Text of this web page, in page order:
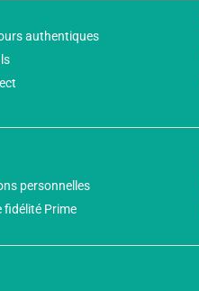
authentiques
personnelles
fidélité Prime